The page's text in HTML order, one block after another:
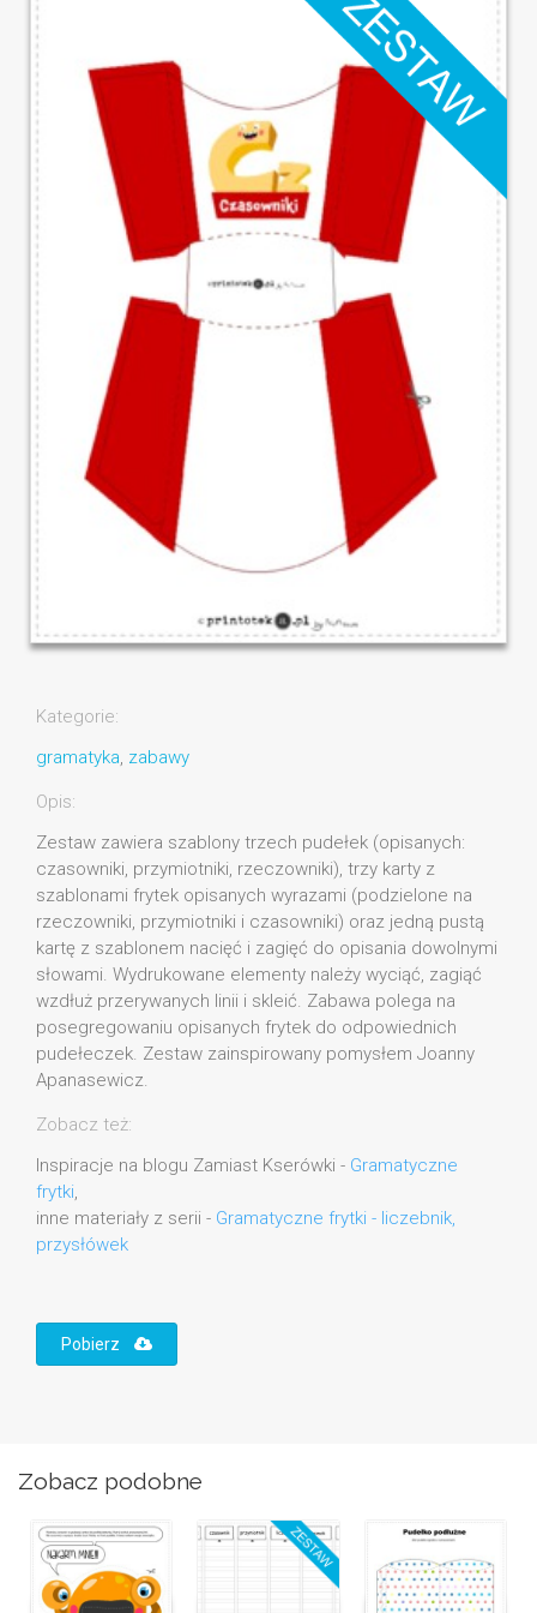
Kategorie:
gramatyka, zabawy
Opis:
Zestaw zawiera szablony trzech pudełek (opisanych:
czasowniki, przymiotniki, rzeczowniki), trzy karty z
szablonami frytek opisanych wyrazami (podzielone na
rzeczowniki, przymiotniki i czasowniki) oraz jedną pustą
kartę z szablonem nacięć i zagięć do opisania dowolnymi
słowami. Wydrukowane elementy należy wyciąć, zagiąć
wzdłuż przerywanych linii i skleić. Zabawa polega na
posegregowaniu opisanych frytek do odpowiednich
pudełeczek. Zestaw zainspirowany pomysłem Joanny
Apanasewicz.
Zobacz też:
Inspiracje na blogu Zamiast Kserówki - Gramatyczne
frytki,
inne materiały z serii - Gramatyczne frytki - liczebnik,
przysłówek
Pobierz
Zobacz podobne